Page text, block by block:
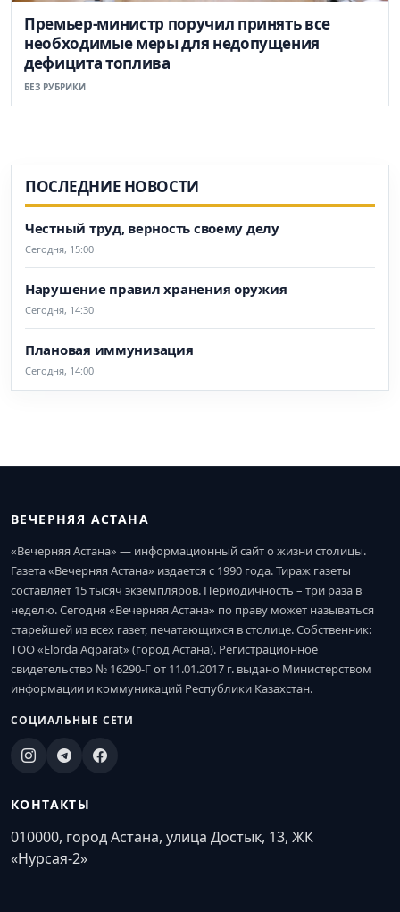
Премьер-министр поручил принять все
необходимые меры для недопущения
дефицита топлива
БЕЗ РУБРИКИ
ПОСЛЕДНИЕ НОВОСТИ
Честный труд, верность своему делу
Сегодня, 15:00
Нарушение правил хранения оружия
Сегодня, 14:30
Плановая иммунизация
Сегодня, 14:00
ВЕЧЕРНЯЯ АСТАНА
«Вечерняя Астана» — информационный сайт о жизни столицы.
Газета «Вечерняя Астана» издается с 1990 года. Тираж газеты
составляет 15 тысяч экземпляров. Периодичность – три раза в
неделю. Сегодня «Вечерняя Астана» по праву может называться
старейшей из всех газет, печатающихся в столице. Собственник:
ТОО «Elorda Aqparat» (город Астана). Регистрационное
свидетельство № 16290-Г от 11.01.2017 г. выдано Министерством
информации и коммуникаций Республики Казахстан.
СОЦИАЛЬНЫЕ СЕТИ
КОНТАКТЫ
010000, город Астана, улица Достык, 13, ЖК
«Нурсая-2»